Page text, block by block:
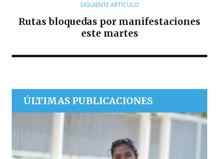
SIGUIENTE ARTÍCULO
Rutas bloquedas por manifestaciones
este martes
ÚLTIMAS PUBLICACIONES